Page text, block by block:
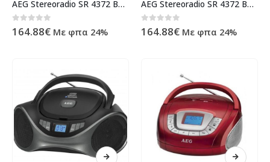
AEG Stereoradio SR 4372 BT/DAB+ (Black)
0 out of 5
164.88€ Με φπα 24%
AEG Stereoradio SR 4372 BT/DAB+ (White)
0 out of 5
164.88€ Με φπα 24%